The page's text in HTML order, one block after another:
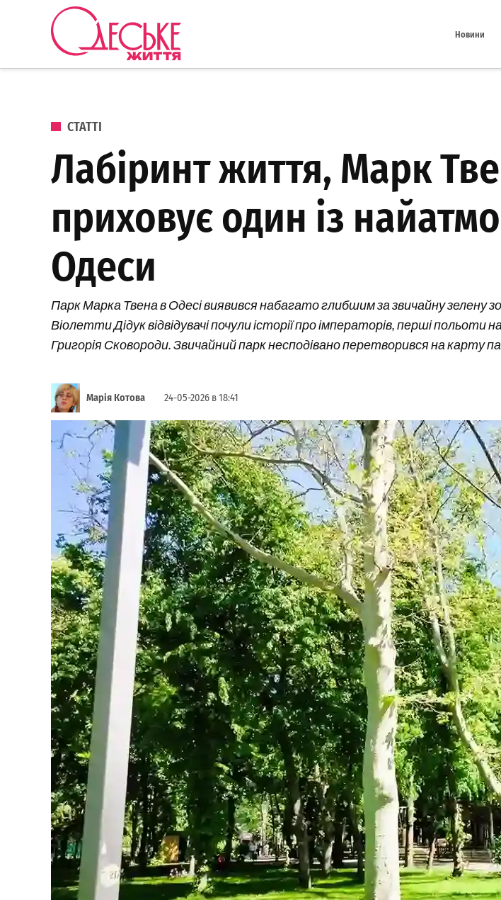
Перейти до вмісту
Новини
ОПУБЛІКОВАНО В
СТАТТІ
Лабіринт життя, Марк
приховує один із
Одеси
Парк Марка Твена в Одесі виявився набагато глибшим за звичайну зелену
Віолетти Дідук відвідувачі почули історії про імператорів, перші
Григорія Сковороди. Звичайний парк несподівано перетворився на карту
Марія Котова 24-05-2026 в 18:41